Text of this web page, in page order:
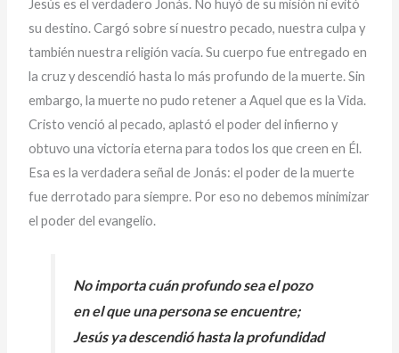
Jesús es el verdadero Jonás. No huyó de su misión ni evitó
su destino. Cargó sobre sí nuestro pecado, nuestra culpa y
también nuestra religión vacía. Su cuerpo fue entregado en
la cruz y descendió hasta lo más profundo de la muerte. Sin
embargo, la muerte no pudo retener a Aquel que es la Vida.
Cristo venció al pecado, aplastó el poder del infierno y
obtuvo una victoria eterna para todos los que creen en Él.
Esa es la verdadera señal de Jonás: el poder de la muerte
fue derrotado para siempre. Por eso no debemos minimizar
el poder del evangelio.
No importa cuán profundo sea el pozo
en el que una persona se encuentre;
Jesús ya descendió hasta la profundidad